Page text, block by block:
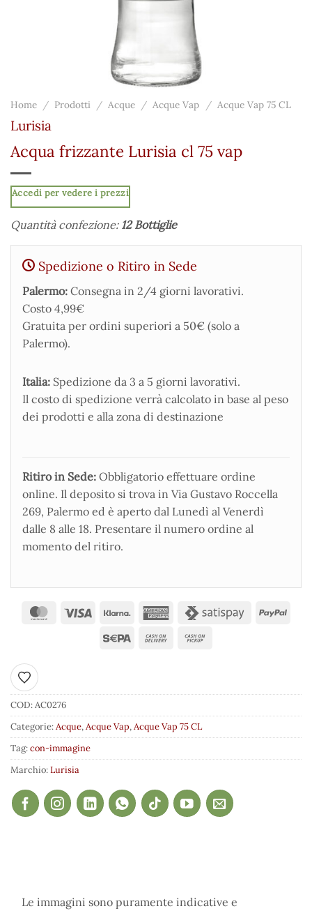
Home / Prodotti / Acque / Acque Vap / Acque Vap 75 CL
Lurisia
Acqua frizzante Lurisia cl 75 vap
Accedi per vedere i prezzi
Quantità confezione: 12 Bottiglie
Spedizione o Ritiro in Sede
Palermo: Consegna in 2/4 giorni lavorativi.
Costo 4,99€
Gratuita per ordini superiori a 50€ (solo a
Palermo).
Italia: Spedizione da 3 a 5 giorni lavorativi.
Il costo di spedizione verrà calcolato in base al peso
dei prodotti e alla zona di destinazione
Ritiro in Sede: Obbligatorio effettuare ordine
online. Il deposito si trova in Via Gustavo Roccella
269, Palermo ed è aperto dal Lunedì al Venerdì
dalle 8 alle 18. Presentare il numero ordine al
momento del ritiro.
Aggiungi ai preferiti
COD:AC0276
Categorie:Acque,Acque Vap,Acque Vap 75 CL
Tag:con-immagine
Marchio:Lurisia
Le immagini sono puramente indicative e